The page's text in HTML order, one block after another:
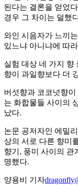
된다는 결론을 얻었
경우 그 차이는 덜했
와인 시음자가 느끼
있느냐 아니냐에 따
실험 대상 네 가지 향
향이 과일향보다 더
버섯향과 코코넛향
는 화합물들 사이의
났다.
논문 공저자인 에밀
상의 서로 다른 향미
향기, 풍미 사이의 관
명했다.
양용비 기자